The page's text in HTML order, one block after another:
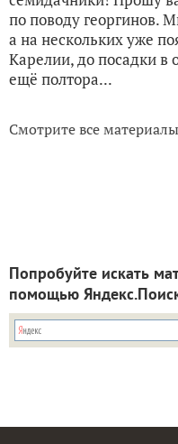
по поводу георгинов.
а на нескольких уже
Карелии, до посадки
ещё полтора...
Смотрите все материалы
Попробуйте искать
помощью